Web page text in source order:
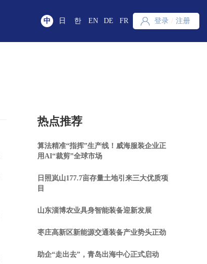
中 日 한 EN DE FR 登录 / 注册
热点推荐
算法精准“指挥”生产线！威海服装企业正
用AI“裁剪”全球市场
日照岚山177.7亩存量土地引来三大优质项
目
山东淄博农业具身智能装备迎新发展
枣庄高新区新能源交通装备产业势头正劲
助企“走出去”，青岛出海中心正式启动